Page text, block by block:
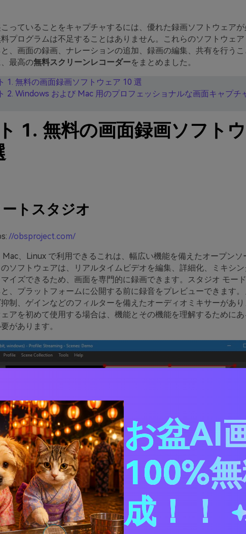
っていることをキャプチャするには、優れた録画ソフトウェアが
プログラムは不足することはありません。これらのソフトウェ
、画面の録画、ナレーションの追加、録画の編集、共有を行うこ
最高の無料スクリーンレコーダーをまとめました。
1. 無料の画面録画ソフトウェア 10 選
2. Windows および Mac 用のプロフェッショナルな画面キャプチ
1. 無料の画面録画ソフト
ートスタジオ
//obsproject.com/
、Linux で利用できるこれは、幅広い機能を備えたオープンソ
ソフトウェアは、リアルタイムビデオを編集、詳細化、ミキシン
イズできるため、画面を専門的に録画できます。スタジオ モー
、プラットフォームに公開する前に録音をプレビューできます
抑制、ゲインなどのフィルターを備えたオーディオミキサーがあ
アを初めて使用する場合は、機能とその機能を理解するために
があります。
お盆AI
100%
成！！